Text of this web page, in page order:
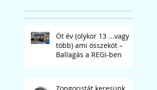
Öt év (olykor 13 ...vagy
több) ami összeköt –
Ballagás a REGI-ben